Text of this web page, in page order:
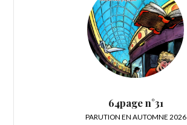
64page n°31
PARUTION EN AUTOMNE 2026